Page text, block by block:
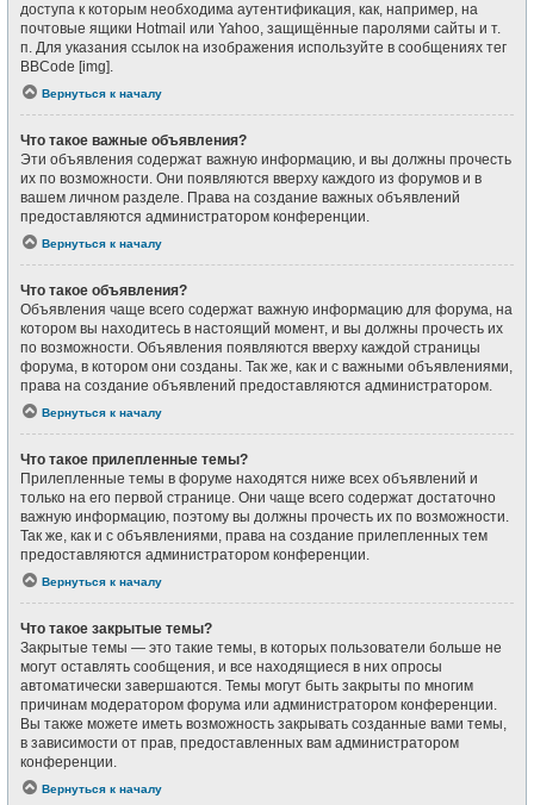
доступа к которым необходима аутентификация, как, например, на
почтовые ящики Hotmail или Yahoo, защищённые паролями сайты и т.
п. Для указания ссылок на изображения используйте в сообщениях тег
BBCode [img].
Вернуться к началу
Что такое важные объявления?
Эти объявления содержат важную информацию, и вы должны прочесть
их по возможности. Они появляются вверху каждого из форумов и в
вашем личном разделе. Права на создание важных объявлений
предоставляются администратором конференции.
Вернуться к началу
Что такое объявления?
Объявления чаще всего содержат важную информацию для форума, на
котором вы находитесь в настоящий момент, и вы должны прочесть их
по возможности. Объявления появляются вверху каждой страницы
форума, в котором они созданы. Так же, как и с важными объявлениями,
права на создание объявлений предоставляются администратором.
Вернуться к началу
Что такое прилепленные темы?
Прилепленные темы в форуме находятся ниже всех объявлений и
только на его первой странице. Они чаще всего содержат достаточно
важную информацию, поэтому вы должны прочесть их по возможности.
Так же, как и с объявлениями, права на создание прилепленных тем
предоставляются администратором конференции.
Вернуться к началу
Что такое закрытые темы?
Закрытые темы — это такие темы, в которых пользователи больше не
могут оставлять сообщения, и все находящиеся в них опросы
автоматически завершаются. Темы могут быть закрыты по многим
причинам модератором форума или администратором конференции.
Вы также можете иметь возможность закрывать созданные вами темы,
в зависимости от прав, предоставленных вам администратором
конференции.
Вернуться к началу